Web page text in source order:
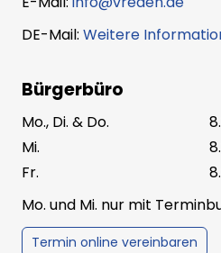
DE-Mail: Weitere
Bürgerbüro
Mo., Di. & Do.
Mi.
Fr.
Mo. und Mi. nur mit
Termin online vereinbaren